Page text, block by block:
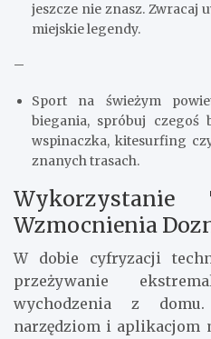
jeszcze nie znasz. Zwracaj
miejskie legendy.
–
Sport na świeżym
biegania, spróbuj czegoś
wspinaczka, kitesurfing
znanych trasach.
Wykorzystanie
Wzmocnienia
W dobie cyfryzacji
przeżywanie
wychodzenia z
narzędziom i aplikacjom